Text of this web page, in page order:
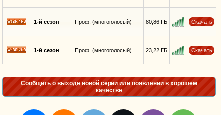
1-й сезон Проф. (многоголосый) 80,86 ГБ Скачать
1-й сезон Проф. (многоголосый) 23,22 ГБ Скачать
Сообщить о выходе новой серии или появлении в хорошем
качестве